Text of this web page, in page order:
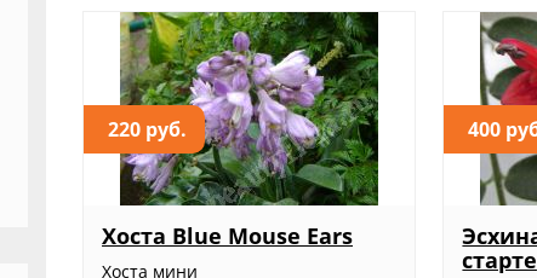
220 руб.
Хоста Blue Mouse Ears
Хоста мини
400